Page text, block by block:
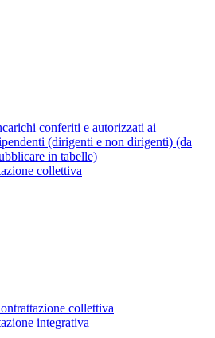
conferiti e autorizzati ai
(dirigenti e non dirigenti) (da
in tabelle)
collettiva
collettiva
integrativa